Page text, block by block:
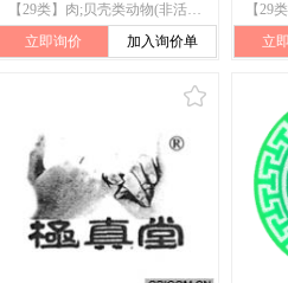
【29类】肉;贝壳类动物(非活);水果罐头
立即询价
加入询价单 立